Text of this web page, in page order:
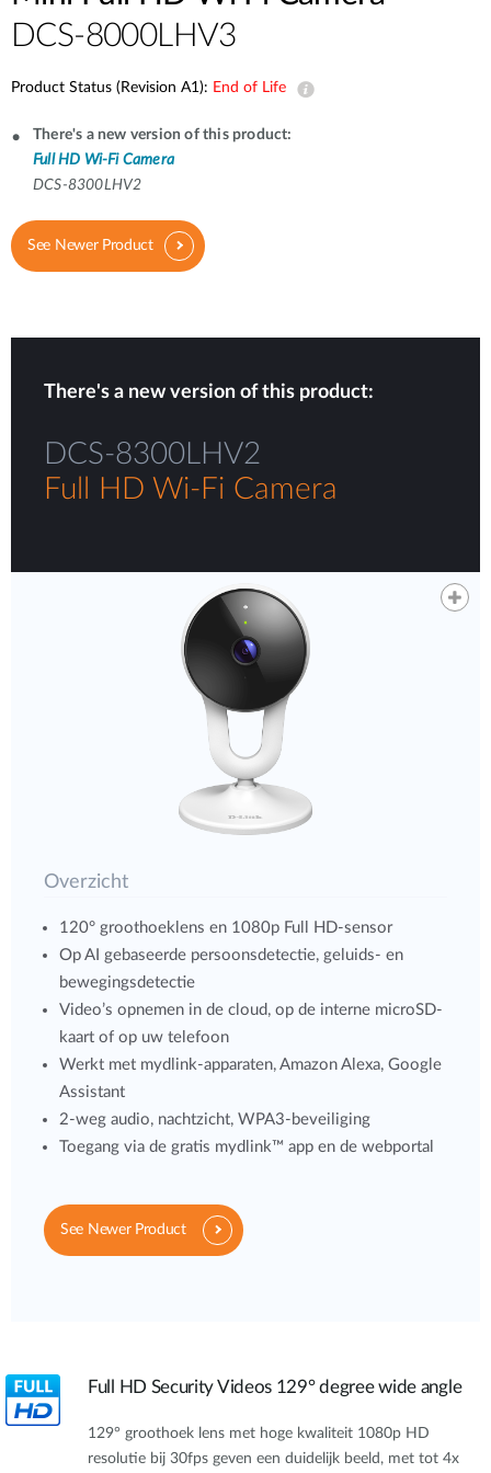
DCS-8000LHV3
Product Status (Revision A1): End of Life
There's a new version of this product:
Full HD Wi-Fi Camera
DCS-8300LHV2
See Newer Product
There's a new version of this product:
DCS-8300LHV2
Full HD Wi-Fi Camera
Overzicht
120° groothoeklens en 1080p Full HD-sensor
Op AI gebaseerde persoonsdetectie, geluids- en
bewegingsdetectie
Video’s opnemen in de cloud, op de interne microSD-
kaart of op uw telefoon
Werkt met mydlink-apparaten, Amazon Alexa, Google
Assistant
2-weg audio, nachtzicht, WPA3-beveiliging
Toegang via de gratis mydlink™ app en de webportal
See Newer Product
Full HD Security Videos 129° degree wide angle
129° groothoek lens met hoge kwaliteit 1080p HD
resolutie bij 30fps geven een duidelijk beeld, met tot 4x